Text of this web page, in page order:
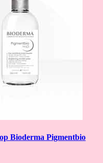
Bioderma Pigmentbio